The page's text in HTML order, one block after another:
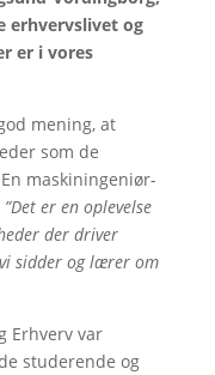
erhvervslivet og
er i vores
mening, at
som de
maskiningeniør-
”Det er en oplevelse
der driver
sidder og lærer om
Erhverv var
studerende og